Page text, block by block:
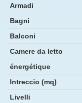
Armadi
Bagni
Balconi
Camere da letto
énergétique
Intreccio (mq)
Livelli